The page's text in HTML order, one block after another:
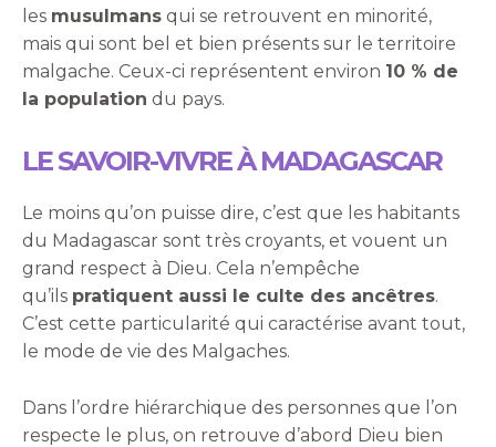
les musulmans qui se retrouvent en minorité,
mais qui sont bel et bien présents sur le territoire
malgache. Ceux-ci représentent environ 10 % de
la population du pays.
LE SAVOIR-VIVRE À MADAGASCAR
Le moins qu’on puisse dire, c’est que les habitants
du Madagascar sont très croyants, et vouent un
grand respect à Dieu. Cela n’empêche
qu’ils pratiquent aussi le culte des ancêtres.
C’est cette particularité qui caractérise avant tout,
le mode de vie des Malgaches.
Dans l’ordre hiérarchique des personnes que l’on
respecte le plus, on retrouve d’abord Dieu bien